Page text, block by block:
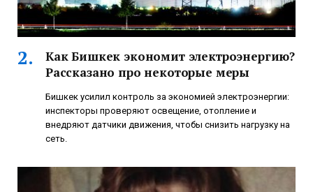
Как Бишкек экономит электроэнергию?
Рассказано про некоторые меры
Бишкек усилил контроль за экономией электроэнергии:
инспекторы проверяют освещение, отопление и
внедряют датчики движения, чтобы снизить нагрузку на
сеть.